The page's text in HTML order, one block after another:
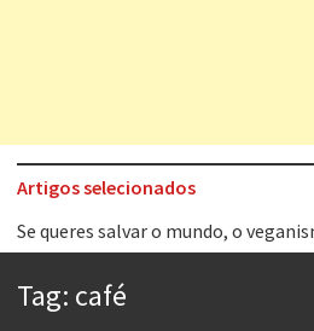
Artigos selecionados
Tem que filmar isso daí
Aprender a fracassar é o segredo do
Tag: café